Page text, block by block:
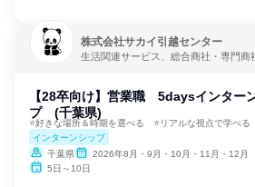
株式会社サカイ引越センター
生活関連サービス、総合商社・専門商
【28卒向け】営業職 5daysインター
プ (千葉県)
⭐好きな場所＆時期を選べる ⭐リアルな視点で学べ
インターンシップ
千葉県
2026年8月・9月・10月・11月・12月
5日～10日